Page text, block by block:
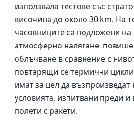
използвала тестове със
височина до около 30 km. На
часовниците са подложени
атмосферно налягане,
облъчване в сравнение с
повтарящи се термични
имат за цел да възпроизведат
условията, изпитвани преди и
полети с ракети.